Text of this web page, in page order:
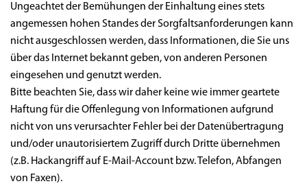
Ungeachtet der Bemühungen der Einhaltung eines stets
angemessen hohen Standes der Sorgfaltsanforderungen kann
nicht ausgeschlossen werden, dass Informationen, die Sie uns
über das Internet bekannt geben, von anderen Personen
eingesehen und genutzt werden.
Bitte beachten Sie, dass wir daher keine wie immer geartete
Haftung für die Offenlegung von Informationen aufgrund
nicht von uns verursachter Fehler bei der Datenübertragung
und/oder unautorisiertem Zugriff durch Dritte übernehmen
(z.B. Hackangriff auf E-Mail-Account bzw. Telefon, Abfangen
von Faxen).